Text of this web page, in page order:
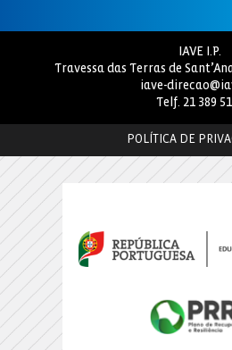
IAVE I.P.
Travessa das Terras de
iave-
Telf. 21 389
POLÍTICA DE